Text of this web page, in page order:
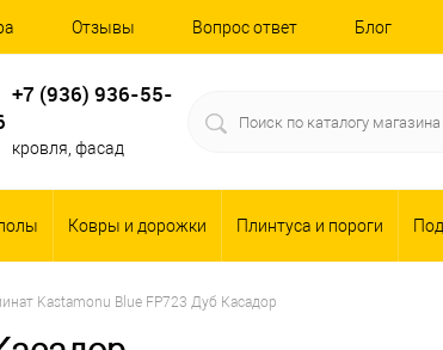
Отзывы Вопрос ответ Блог
+7 (936) 936-55-
кровля, фасад
Ковры и дорожки Плинтуса и пороги
Kastamonu Blue FP723 Дуб Касадор